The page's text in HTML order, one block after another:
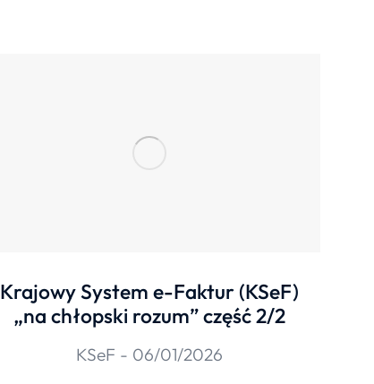
Krajowy System e-Faktur (KSeF)
„na chłopski rozum” część 2/2
KSeF 06/01/2026